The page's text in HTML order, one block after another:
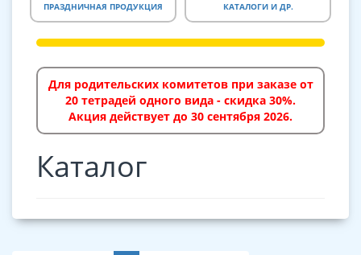
ПРАЗДНИЧНАЯ ПРОДУКЦИЯ КАТАЛОГИ И ДР.
Для родительских комитетов при заказе от
20 тетрадей одного вида - скидка 30%.
Акция действует до 30 сентября 2026.
Каталог